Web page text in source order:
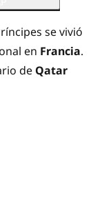
se vivió
en Francia.
deQatar